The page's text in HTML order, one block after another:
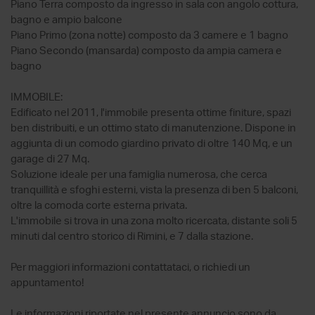
Piano Terra composto da ingresso in sala con angolo cottura,
bagno e ampio balcone
Piano Primo (zona notte) composto da 3 camere e 1 bagno
Piano Secondo (mansarda) composto da ampia camera e
bagno
IMMOBILE:
Edificato nel 2011, l'immobile presenta ottime finiture, spazi
ben distribuiti, e un ottimo stato di manutenzione. Dispone in
aggiunta di un comodo giardino privato di oltre 140 Mq, e un
garage di 27 Mq.
Soluzione ideale per una famiglia numerosa, che cerca
tranquillità e sfoghi esterni, vista la presenza di ben 5 balconi,
oltre la comoda corte esterna privata.
L'immobile si trova in una zona molto ricercata, distante soli 5
minuti dal centro storico di Rimini, e 7 dalla stazione.
Per maggiori informazioni contattataci, o richiedi un
appuntamento!